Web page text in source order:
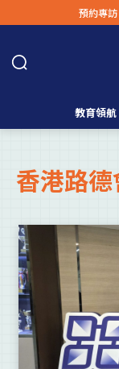
預約專訪
教育領航
香港路